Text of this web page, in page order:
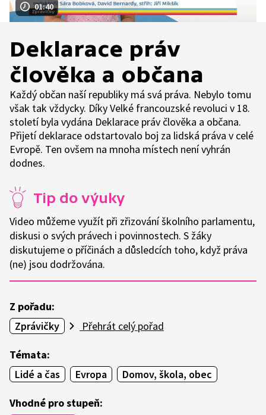
01:40
Deklarace práv
člověka a občana
Každý občan naší republiky má svá práva. Nebylo tomu
však tak vždycky. Díky Velké francouzské revoluci v 18.
století byla vydána Deklarace práv člověka a občana.
Přijetí deklarace odstartovalo boj za lidská práva v celé
Evropě. Ten ovšem na mnoha místech není vyhrán
dodnes.
Tip do výuky
Video můžeme využít při zřizování školního parlamentu,
diskusi o svých právech i povinnostech. S žáky
diskutujeme o příčinách a důsledcích toho, když práva
(ne) jsou dodržována.
Z pořadu:
Zprávičky
Přehrát celý pořad
Témata:
Lidé a čas
Evropa Domov, škola, obec
Vhodné pro stupeň: